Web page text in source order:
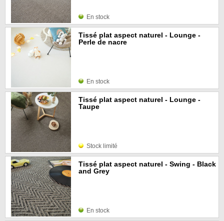
En stock
Tissé plat aspect naturel - Lounge -
Perle de nacre
En stock
Tissé plat aspect naturel - Lounge -
Taupe
Stock limité
Tissé plat aspect naturel - Swing - Black
and Grey
En stock